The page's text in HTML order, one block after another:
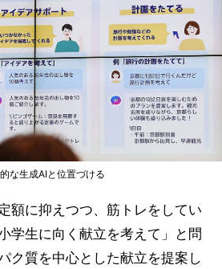
な生成AIと位置づける
額に抑えつつ、筋トレをしてい
学生に向く献立を考えて」と問
ク質を中心とした献立を提案し